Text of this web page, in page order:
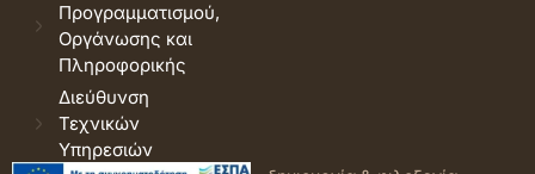
Προγραμματισμού,
Οργάνωσης και
Πληροφορικής
Διεύθυνση
Τεχνικών
Υπηρεσιών